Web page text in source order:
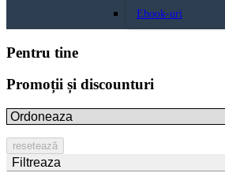
Ebook-uri
Pentru tine
Promoții și discounturi
resetează
Filtreaza